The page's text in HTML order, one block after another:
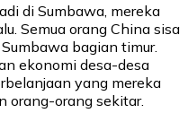
di Sumbawa, mereka
Semua orang China sisa
bagian timur.
ekonomi desa-desa
yang mereka
orang-orang sekitar.